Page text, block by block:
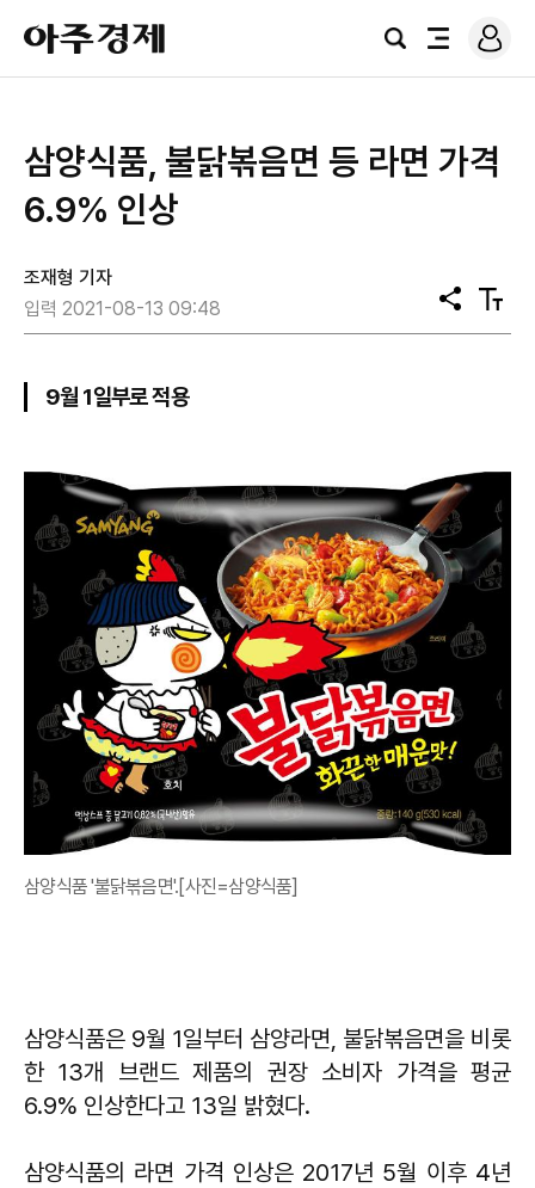
아
주
경
검
전
로
그
​삼양식품, 불닭볶음면 등 라면 가격
6.9% 인상
조재형 기자
입력 2021-08-13 09:48
공
유
텍
스
9월 1일부로 적용
삼양식품 '불닭볶음면'.[사진=삼양식품]
삼양식품은 9월 1일부터 삼양라면, 불닭볶음면을 비롯
한 13개 브랜드 제품의 권장 소비자 가격을 평균
6.9% 인상한다고 13일 밝혔다.
삼양식품의 라면 가격 인상은 2017년 5월 이후 4년